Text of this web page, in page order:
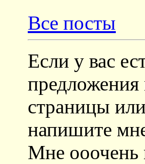
Все посты
Если у вас
предложения
страницы
напишите
Мне ооочень